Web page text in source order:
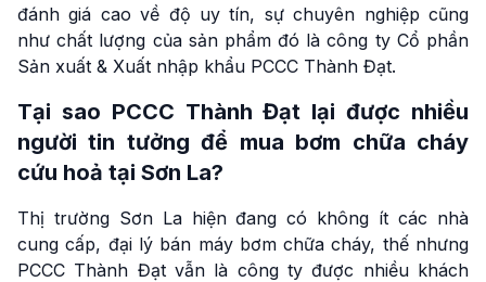
đánh giá cao về độ uy tín, sự chuyên nghiệp cũng
như chất lượng của sản phẩm đó là công ty Cổ phần
Sản xuất & Xuất nhập khẩu PCCC Thành Đạt.
Tại sao PCCC Thành Đạt lại được nhiều
người tin tưởng để mua bơm chữa cháy
cứu hoả tại Sơn La?
Thị trường Sơn La hiện đang có không ít các nhà
cung cấp, đại lý bán máy bơm chữa cháy, thế nhưng
PCCC Thành Đạt vẫn là công ty được nhiều khách